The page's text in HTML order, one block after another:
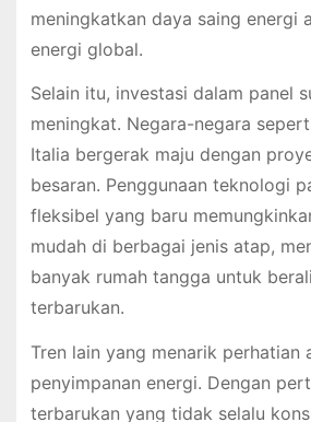
meningkatkan daya saing energi
energi global.
Selain itu, investasi dalam panel
meningkat. Negara-negara
Italia bergerak maju dengan
besaran. Penggunaan teknologi
fleksibel yang baru
mudah di berbagai jenis atap,
banyak rumah tangga untuk
terbarukan.
Tren lain yang menarik perhatian
penyimpanan energi. Dengan
terbarukan yang tidak selalu